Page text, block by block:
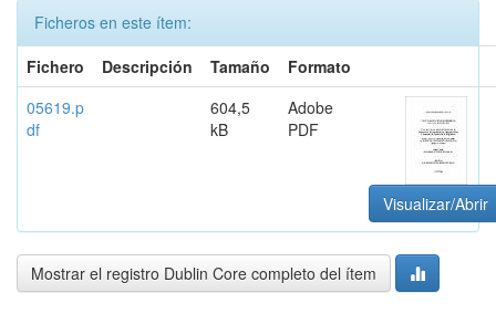
Ficheros en este ítem:
Fichero
Descripción Tamaño
Formato
05619.p
df
604,5
kB
Adobe
PDF
Visualizar/Abrir
Mostrar el registro Dublin Core completo del ítem